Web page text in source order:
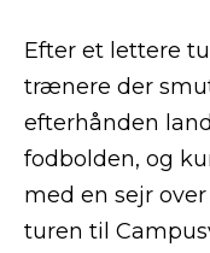
Efter et lettere
trænere der
efterhånden
fodbolden, og
med en sejr
turen til